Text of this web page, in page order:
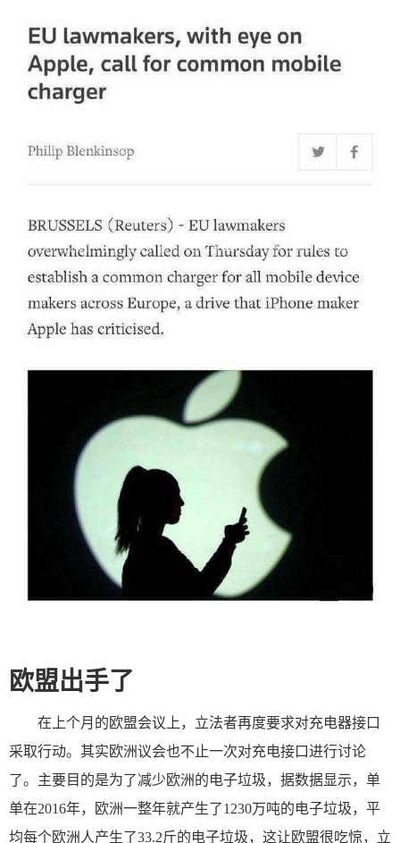
欧盟出手了
在上个月的欧盟会议上，立法者再度要求对充电器接口
采取行动。其实欧洲议会也不止一次对充电接口进行讨论
了。主要目的是为了减少欧洲的电子垃圾，据数据显示，单
单在2016年，欧洲一整年就产生了1230万吨的电子垃圾，平
均每个欧洲人产生了33.2斤的电子垃圾，这让欧盟很吃惊，立